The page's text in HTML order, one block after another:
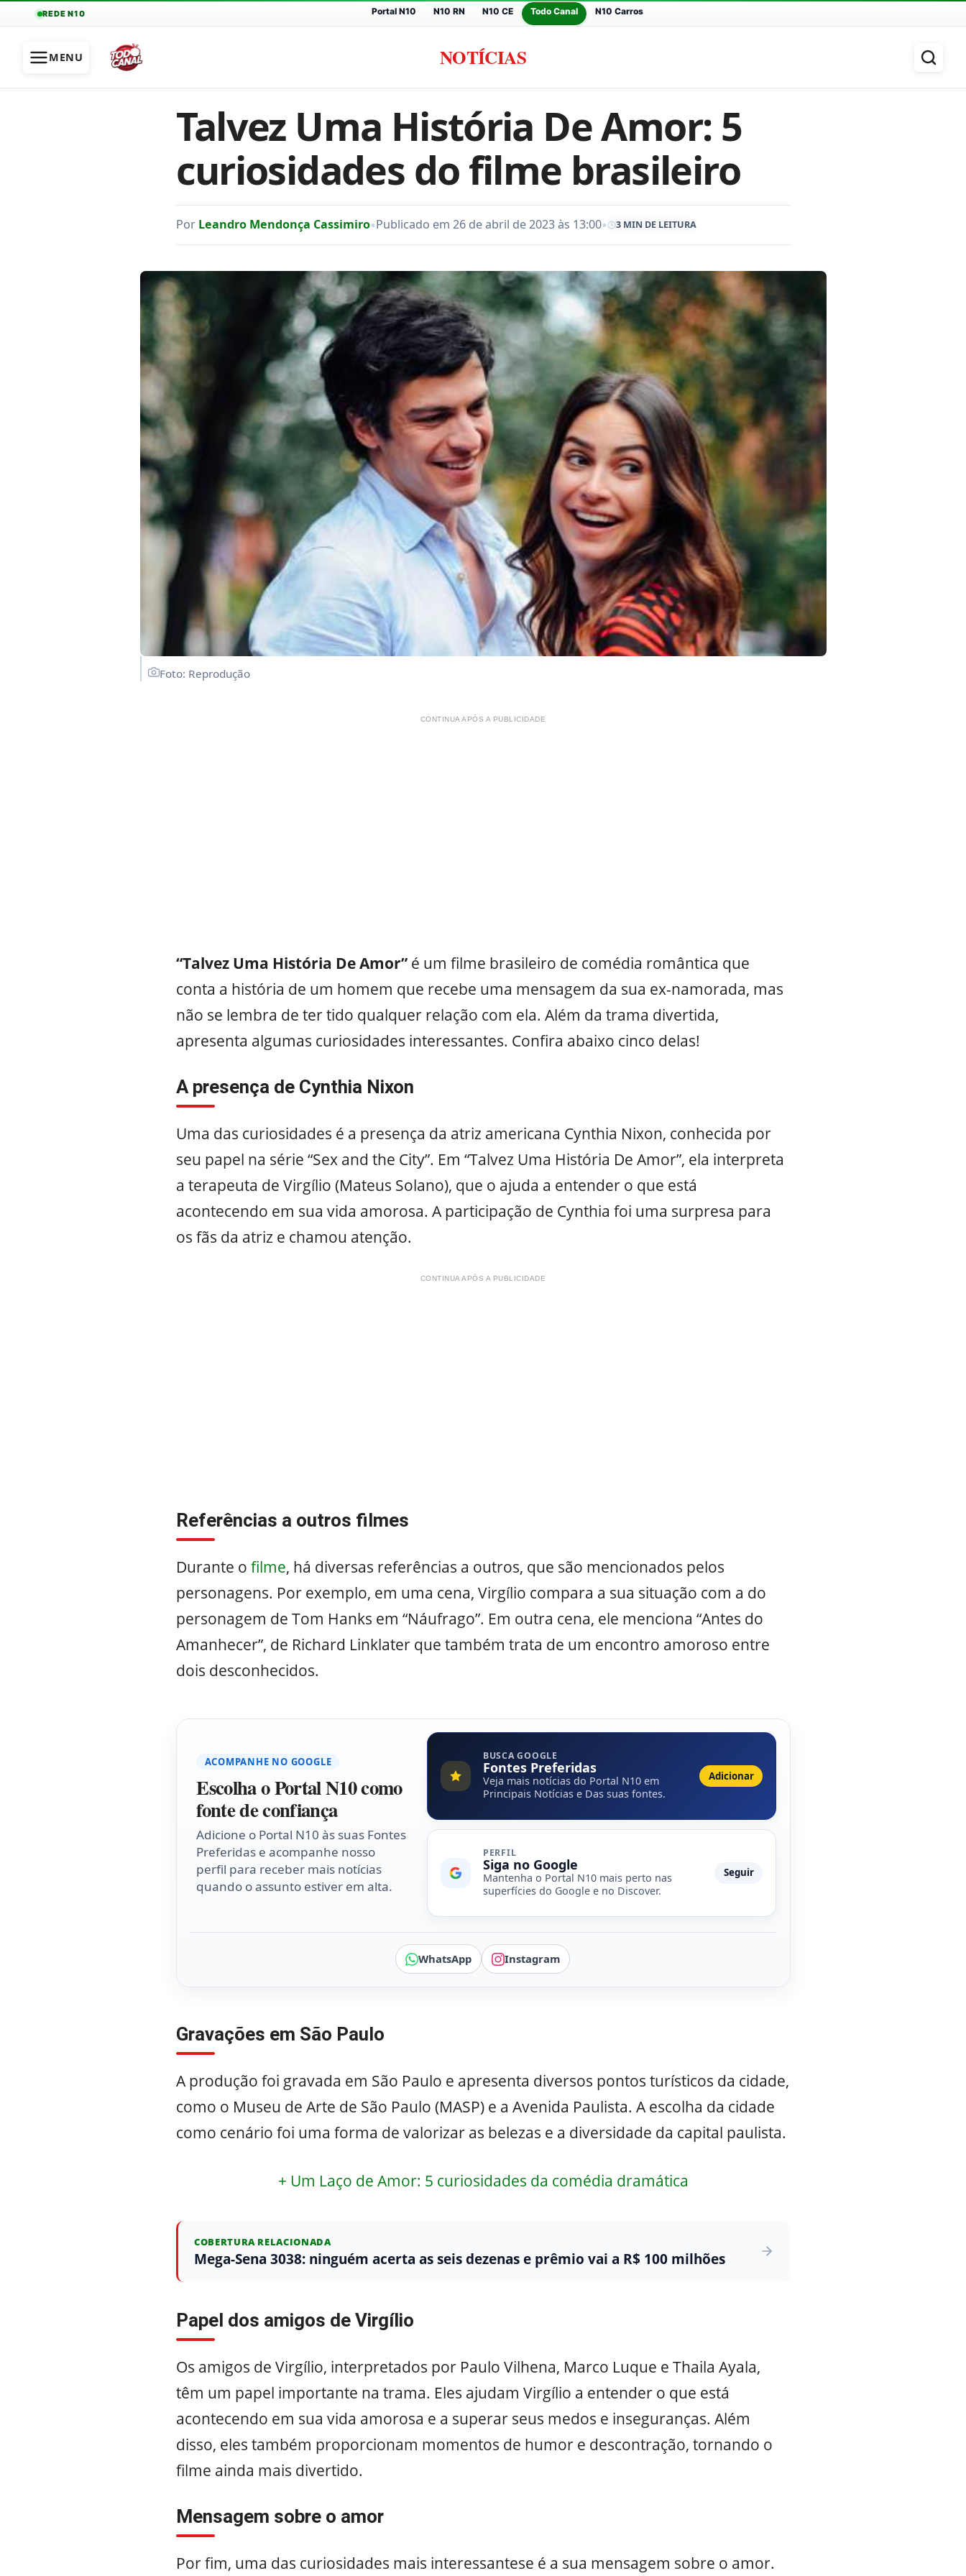
REDE N10 Portal N10 N10 RN N10 CE Todo Canal N10 Carros
MENU NOTÍCIAS
Talvez Uma História De Amor: 5
curiosidades do filme brasileiro
Por Leandro Mendonça Cassimiro•Publicado em 26 de abril de 2023 às 13:00• 3 MIN DE LEITURA
Foto: Reprodução
CONTINUA APÓS A PUBLICIDADE
“Talvez Uma História De Amor”é um filme brasileiro de comédia romântica que
conta a história de um homem que recebe uma mensagem da sua ex-namorada, mas
não se lembra de ter tido qualquer relação com ela. Além da trama divertida,
apresenta algumas curiosidades interessantes. Confira abaixo cinco delas!
A presença de Cynthia Nixon
Uma das curiosidades é a presença da atriz americana Cynthia Nixon, conhecida por
seu papel na série “Sex and the City”. Em “Talvez Uma História De Amor”, ela interpreta
a terapeuta de Virgílio (Mateus Solano), que o ajuda a entender o que está
acontecendo em sua vida amorosa. A participação de Cynthia foi uma surpresa para
os fãs da atriz e chamou atenção.
CONTINUA APÓS A PUBLICIDADE
Referências a outros filmes
Durante o filme, há diversas referências a outros, que são mencionados pelos
personagens. Por exemplo, em uma cena, Virgílio compara a sua situação com a do
personagem de Tom Hanks em “Náufrago”. Em outra cena, ele menciona “Antes do
Amanhecer”, de Richard Linklater que também trata de um encontro amoroso entre
dois desconhecidos.
ACOMPANHE NO GOOGLE
Escolha o Portal N10 como
fonte de confiança
Adicione o Portal N10 às suas Fontes
Preferidas e acompanhe nosso
perfil para receber mais notícias
quando o assunto estiver em alta.
BUSCA GOOGLE
Fontes Preferidas
Veja mais notícias do Portal N10 em
Principais Notícias e Das suas fontes.
Adicionar
PERFIL
Siga no Google
Mantenha o Portal N10 mais perto nas
superfícies do Google e no Discover.
Seguir
WhatsApp Instagram
Gravações em São Paulo
A produção foi gravada em São Paulo e apresenta diversos pontos turísticos da cidade,
como o Museu de Arte de São Paulo (MASP) e a Avenida Paulista. A escolha da cidade
como cenário foi uma forma de valorizar as belezas e a diversidade da capital paulista.
+ Um Laço de Amor: 5 curiosidades da comédia dramática
COBERTURA RELACIONADA
Mega-Sena 3038: ninguém acerta as seis dezenas e prêmio vai a R$ 100 milhões
Papel dos amigos de Virgílio
Os amigos de Virgílio, interpretados por Paulo Vilhena, Marco Luque e Thaila Ayala,
têm um papel importante na trama. Eles ajudam Virgílio a entender o que está
acontecendo em sua vida amorosa e a superar seus medos e inseguranças. Além
disso, eles também proporcionam momentos de humor e descontração, tornando o
filme ainda mais divertido.
Mensagem sobre o amor
Por fim, uma das curiosidades mais interessantese é a sua mensagem sobre o amor.